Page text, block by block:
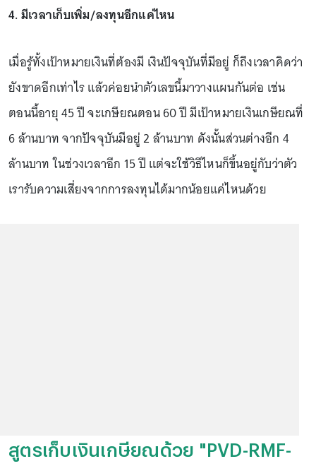
4. มีเวลาเก็บเพิ่ม/ลงทุนอีกแค่ไหน
เมื่อรู้ทั้งเป้าหมายเงินที่ต้องมี เงินปัจจุบันที่มีอยู่ ก็ถึงเวลาคิดว่า
ยังขาดอีกเท่าไร แล้วค่อยนำตัวเลขนี้มาวางแผนกันต่อ เช่น
ตอนนี้อายุ 45 ปี จะเกษียณตอน 60 ปี มีเป้าหมายเงินเกษียณที่
6 ล้านบาท จากปัจจุบันมีอยู่ 2 ล้านบาท ดังนั้นส่วนต่างอีก 4
ล้านบาท ในช่วงเวลาอีก 15 ปี แต่จะใช้วิธีไหนก็ขึ้นอยู่กับว่าตัว
เรารับความเสี่ยงจากการลงทุนได้มากน้อยแค่ไหนด้วย
สูตรเก็บเงินเกษียณด้วย "PVD-RMF-